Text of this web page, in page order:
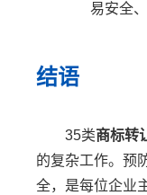
易安全、
结语
35类商标转
的复杂工作。预
全，是每位企业